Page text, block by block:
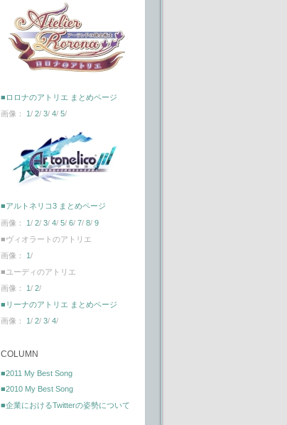
■ロロナのアトリエ まとめページ
画像： 1 / 2/ 3/ 4/ 5/
■アルトネリコ3 まとめページ
画像： 1/ 2/ 3/ 4/ 5/ 6/ 7/ 8/ 9
■ヴィオラートのアトリエ
画像： 1/
■ユーディのアトリエ
画像： 1/ 2/
■リーナのアトリエ まとめページ
画像： 1/ 2/ 3/ 4/
COLUMN
■2011 My Best Song
■2010 My Best Song
■企業におけるTwitterの姿勢について